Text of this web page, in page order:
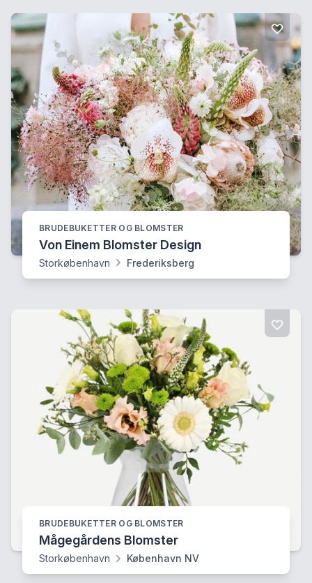
BRUDEBUKETTER OG BLOMSTER
Von Einem Blomster Design
Storkøbenhavn Frederiksberg
BRUDEBUKETTER OG BLOMSTER
Mågegårdens Blomster
Storkøbenhavn København NV